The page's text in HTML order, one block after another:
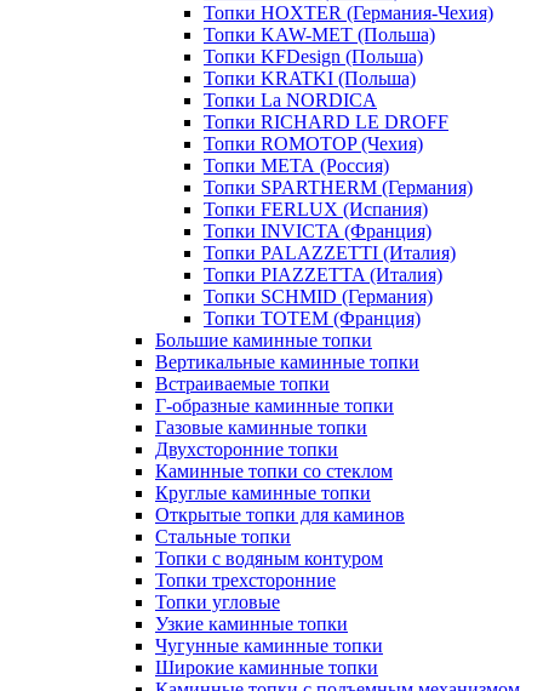
Топки HOXTER (Германия-Чехия)
Топки KAW-MET (Польша)
Топки KFDesign (Польша)
Топки KRATKI (Польша)
Топки La NORDICA
Топки RICHARD LE DROFF
Топки ROMOTOP (Чехия)
Топки МЕТА (Россия)
Топки SPARTHERM (Германия)
Топки FERLUX (Испания)
Топки INVICTA (Франция)
Топки PALAZZETTI (Италия)
Топки PIAZZETTA (Италия)
Топки SCHMID (Германия)
Топки TOTEM (Франция)
Большие каминные топки
Вертикальные каминные топки
Встраиваемые топки
Г-образные каминные топки
Газовые каминные топки
Двухсторонние топки
Каминные топки со стеклом
Круглые каминные топки
Открытые топки для каминов
Стальные топки
Топки с водяным контуром
Топки трехсторонние
Топки угловые
Узкие каминные топки
Чугунные каминные топки
Широкие каминные топки